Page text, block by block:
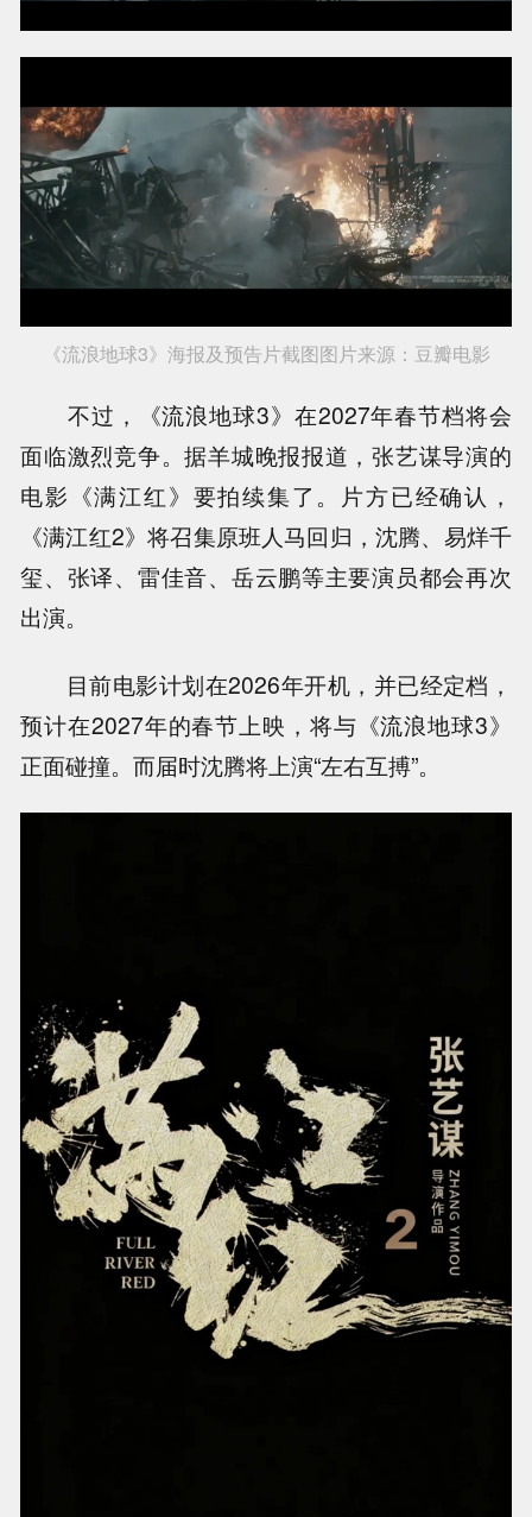
《流浪地球3》海报及预告片截图图片来源：豆瓣电影
不过，《流浪地球3》在2027年春节档将会
面临激烈竞争。据羊城晚报报道，张艺谋导演的
电影《满江红》要拍续集了。片方已经确认，
《满江红2》将召集原班人马回归，沈腾、易烊千
玺、张译、雷佳音、岳云鹏等主要演员都会再次
出演。
目前电影计划在2026年开机，并已经定档，
预计在2027年的春节上映，将与《流浪地球3》
正面碰撞。而届时沈腾将上演“左右互搏”。